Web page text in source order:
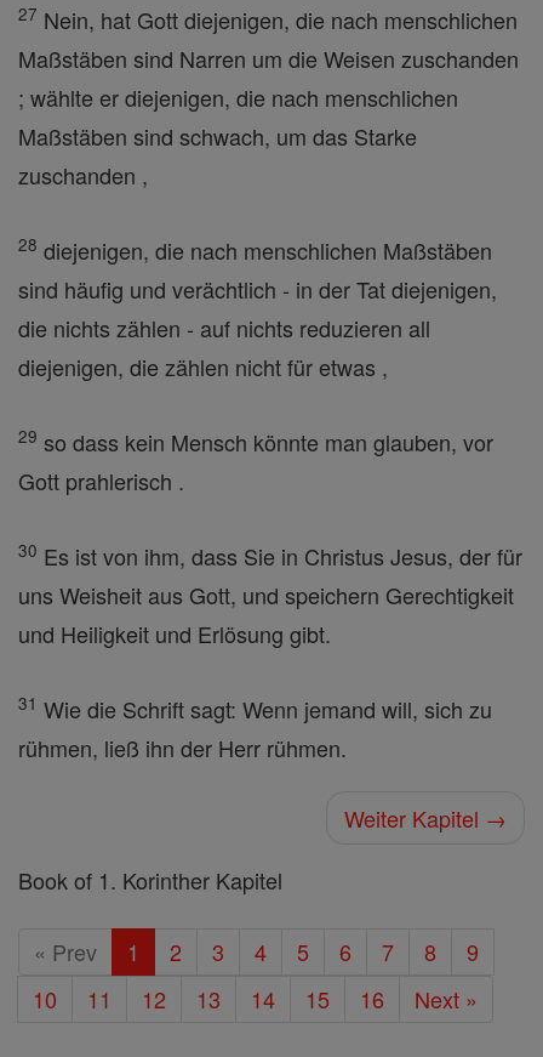
27 Nein, hat Gott diejenigen, die nach menschlichen
Maßstäben sind Narren um die Weisen zuschanden
; wählte er diejenigen, die nach menschlichen
Maßstäben sind schwach, um das Starke
zuschanden ,
28 diejenigen, die nach menschlichen Maßstäben
sind häufig und verächtlich - in der Tat diejenigen,
die nichts zählen - auf nichts reduzieren all
diejenigen, die zählen nicht für etwas ,
29 so dass kein Mensch könnte man glauben, vor
Gott prahlerisch .
30 Es ist von ihm, dass Sie in Christus Jesus, der für
uns Weisheit aus Gott, und speichern Gerechtigkeit
und Heiligkeit und Erlösung gibt.
31 Wie die Schrift sagt: Wenn jemand will, sich zu
rühmen, ließ ihn der Herr rühmen.
Weiter Kapitel →
Book of 1. Korinther Kapitel
« Prev 1 2 3 4 5 6 7 8
9
10
11 12 13 14 15 16 Next »